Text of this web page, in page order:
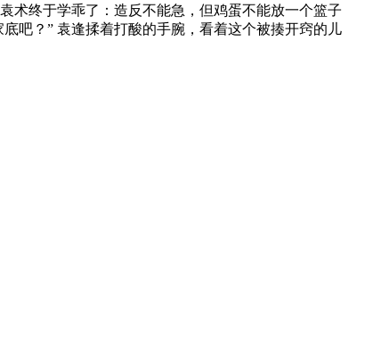
术终于学乖了：造反不能急，但鸡蛋不能放一个篮子
吧？” 袁逢揉着打酸的手腕，看着这个被揍开窍的儿